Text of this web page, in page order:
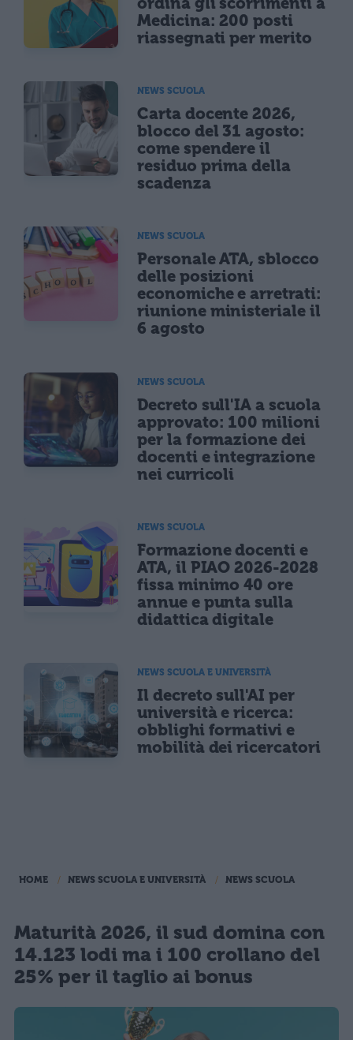
Medicina: 200 posti
riassegnati per merito
NEWS SCUOLA
Carta docente 2026,
blocco del 31 agosto:
come spendere il
residuo prima della
scadenza
NEWS SCUOLA
Personale ATA, sblocco
delle posizioni
economiche e arretrati:
riunione ministeriale il
6 agosto
NEWS SCUOLA
Decreto sull'IA a scuola
approvato: 100 milioni
per la formazione dei
docenti e integrazione
nei curricoli
NEWS SCUOLA
Formazione docenti e
ATA, il PIAO 2026-2028
fissa minimo 40 ore
annue e punta sulla
didattica digitale
NEWS SCUOLA E UNIVERSITÀ
Il decreto sull'AI per
università e ricerca:
obblighi formativi e
mobilità dei ricercatori
HOME NEWS SCUOLA E UNIVERSITÀ NEWS SCUOLA
Maturità 2026, il sud domina con
14.123 lodi ma i 100 crollano del
25% per il taglio ai bonus